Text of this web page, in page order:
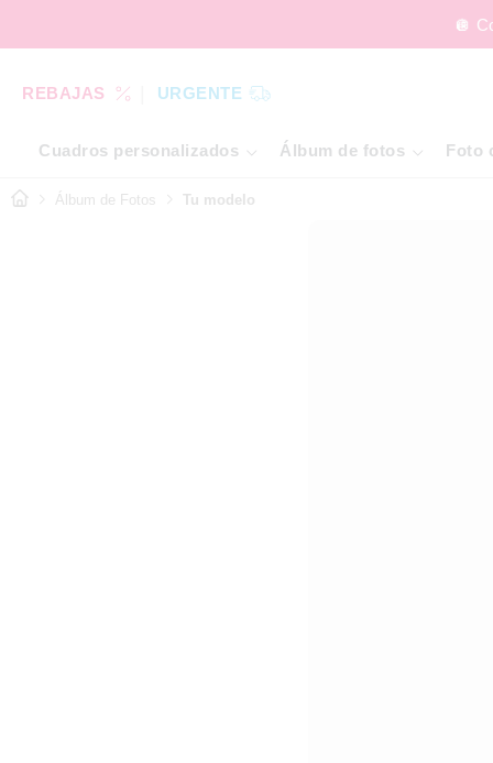
🪩
REBAJAS URGENTE
Cuadros personalizados Álbum de fotos Foto
Álbum de Fotos Tu modelo